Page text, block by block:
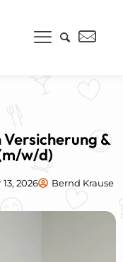
&
w/d)
2026 Bernd Krause